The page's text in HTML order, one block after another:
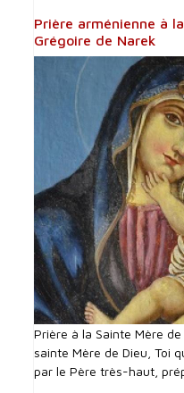
Prière arménienne à
Grégoire de Narek
Prière à la Sainte Mère
sainte Mère de Dieu, Toi
par le Père très-haut,